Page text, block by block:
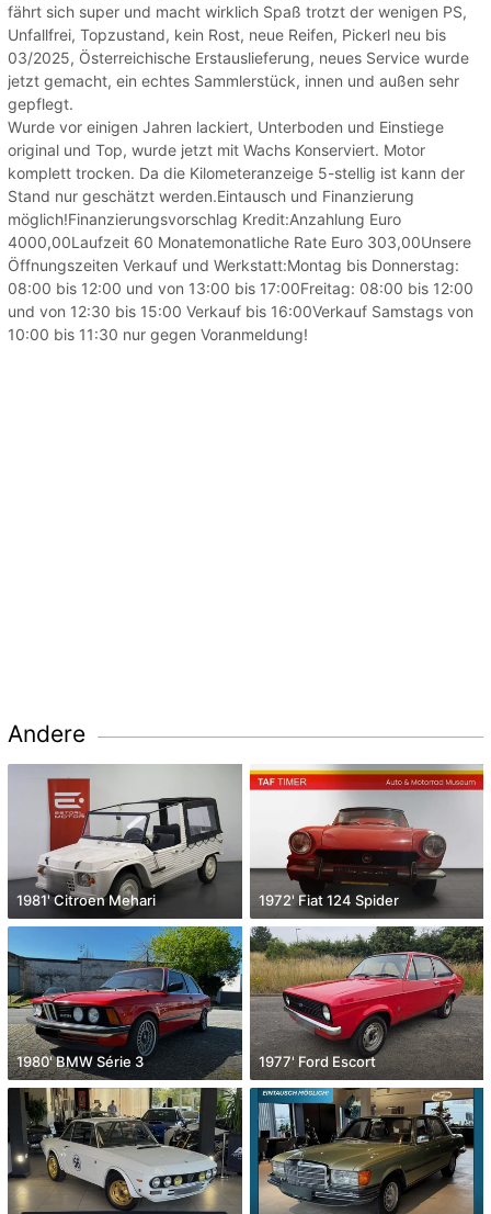
fährt sich super und macht wirklich Spaß trotzt der wenigen PS,
Unfallfrei, Topzustand, kein Rost, neue Reifen, Pickerl neu bis
03/2025, Österreichische Erstauslieferung, neues Service wurde
jetzt gemacht, ein echtes Sammlerstück, innen und außen sehr
gepflegt.
Wurde vor einigen Jahren lackiert, Unterboden und Einstiege
original und Top, wurde jetzt mit Wachs Konserviert. Motor
komplett trocken. Da die Kilometeranzeige 5-stellig ist kann der
Stand nur geschätzt werden.Eintausch und Finanzierung
möglich!Finanzierungsvorschlag Kredit:Anzahlung Euro
4000,00Laufzeit 60 Monatemonatliche Rate Euro 303,00Unsere
Öffnungszeiten Verkauf und Werkstatt:Montag bis Donnerstag:
08:00 bis 12:00 und von 13:00 bis 17:00Freitag: 08:00 bis 12:00
und von 12:30 bis 15:00 Verkauf bis 16:00Verkauf Samstags von
10:00 bis 11:30 nur gegen Voranmeldung!
Andere
1981' Citroen Mehari 1972' Fiat 124 Spider
1980' BMW Série 3 1977' Ford Escort